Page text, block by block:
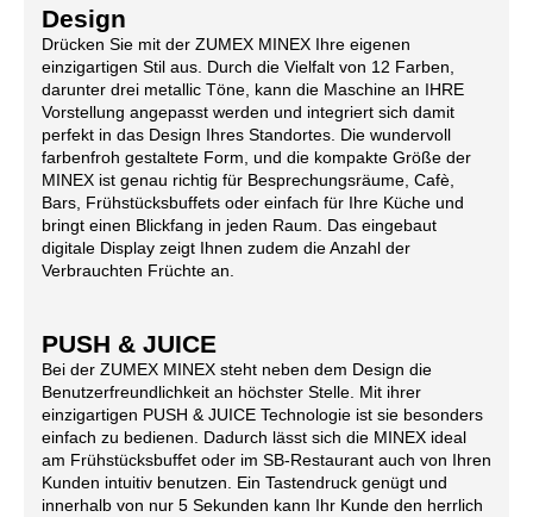
Design
Drücken Sie mit der ZUMEX MINEX Ihre eigenen
einzigartigen Stil aus. Durch die Vielfalt von 12 Farben,
darunter drei metallic Töne, kann die Maschine an IHRE
Vorstellung angepasst werden und integriert sich damit
perfekt in das Design Ihres Standortes. Die wundervoll
farbenfroh gestaltete Form, und die kompakte Größe der
MINEX ist genau richtig für Besprechungsräume, Cafè,
Bars, Frühstücksbuffets oder einfach für Ihre Küche und
bringt einen Blickfang in jeden Raum. Das eingebaut
digitale Display zeigt Ihnen zudem die Anzahl der
Verbrauchten Früchte an.
PUSH & JUICE
Bei der ZUMEX MINEX steht neben dem Design die
Benutzerfreundlichkeit an höchster Stelle. Mit ihrer
einzigartigen PUSH & JUICE Technologie ist sie besonders
einfach zu bedienen. Dadurch lässt sich die MINEX ideal
am Frühstücksbuffet oder im SB-Restaurant auch von Ihren
Kunden intuitiv benutzen. Ein Tastendruck genügt und
innerhalb von nur 5 Sekunden kann Ihr Kunde den herrlich